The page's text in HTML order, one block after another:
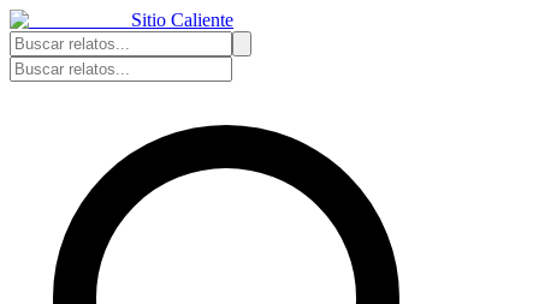
Sitio Caliente